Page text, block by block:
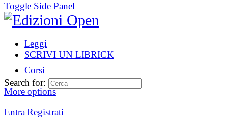
Toggle Side Panel
Leggi
SCRIVI UN LIBRICK
Corsi
More options
Entra Registrati
Search for: